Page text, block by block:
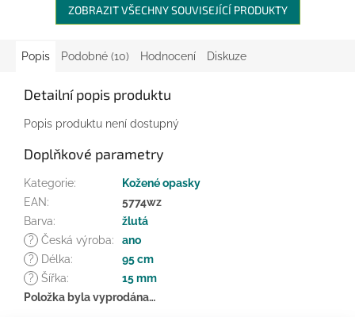
ZOBRAZIT VŠECHNY SOUVISEJÍCÍ PRODUKTY
Popis Podobné (10) Hodnocení Diskuze
Detailní popis produktu
Popis produktu není dostupný
Doplňkové parametry
Kategorie:
Kožené opasky
EAN:
5774wz
Barva:
žlutá
?
Česká výroba:
ano
?
Délka:
95 cm
?
Šířka:
15 mm
Položka byla vyprodána…